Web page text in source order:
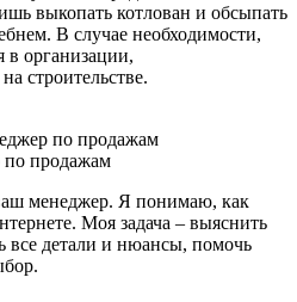
выкопать котлован и обсыпать
В случае необходимости,
в организации,
строительстве.
по продажам
менеджер. Я понимаю, как
Моя задача – выяснить
все детали и нюансы, помочь